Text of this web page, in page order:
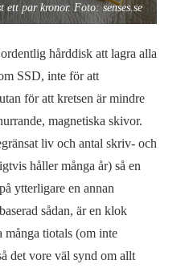
par kronor. Foto: senses.se
hårddisk att lagra alla
SSD, inte för att
för att kretsen är mindre
magnetiska skivor.
liv och antal skriv- och
håller många år) så en
ytterligare en annan
sådan, är en klok
tiotals (om inte
det vore väl synd om allt